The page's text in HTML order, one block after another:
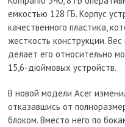
емкостью 128 ГБ. Корпус
качественного пластика,
жесткость конструкции. Вес
делает его относительно
15,6-дюймовых устройств.
В новой модели Acer
отказавшись от
блоком. Вместо него по